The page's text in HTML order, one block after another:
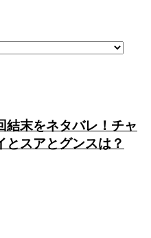
結末をネタバレ！チャ
とスアとグンスは？